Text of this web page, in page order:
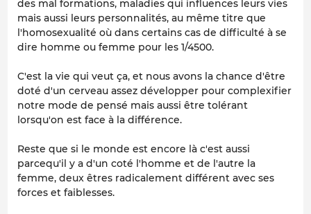
des mal formations, maladies qui influences leurs vies
mais aussi leurs personnalités, au même titre que
l'homosexualité où dans certains cas de difficulté à se
dire homme ou femme pour les 1/4500.
C'est la vie qui veut ça, et nous avons la chance d'être
doté d'un cerveau assez développer pour complexifier
notre mode de pensé mais aussi être tolérant
lorsqu'on est face à la différence.
Reste que si le monde est encore là c'est aussi
parcequ'il y a d'un coté l'homme et de l'autre la
femme, deux êtres radicalement différent avec ses
forces et faiblesses.